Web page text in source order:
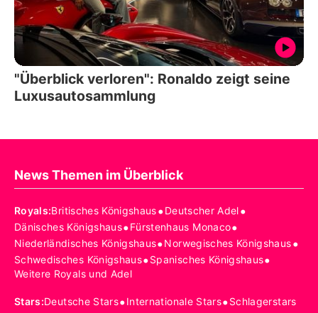
"Überblick verloren": Ronaldo zeigt seine
Luxusautosammlung
News Themen im Überblick
Royals:Britisches Königshaus•Deutscher Adel•
Dänisches Königshaus•Fürstenhaus Monaco•
Niederländisches Königshaus•Norwegisches Königshaus•
Schwedisches Königshaus•Spanisches Königshaus•
Weitere Royals und Adel
Stars:Deutsche Stars•Internationale Stars•Schlagerstars